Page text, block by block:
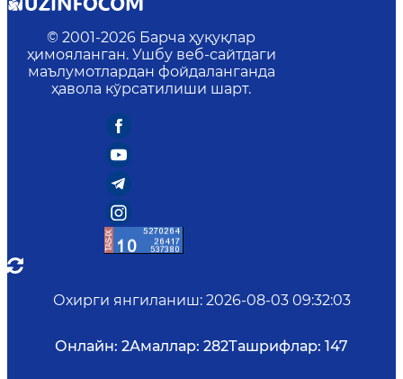
© 2001-2026 Барча ҳуқуқлар
ҳимояланган. Ушбу веб-сайтдаги
маълумотлардан фойдаланганда
ҳавола кўрсатилиши шарт.
Охирги янгиланиш: 2026-08-03 09:32:03
Онлайн: 2Амаллар: 282Ташрифлар: 147